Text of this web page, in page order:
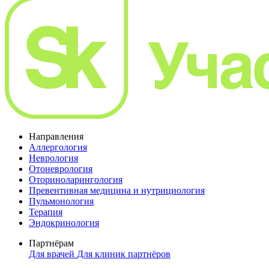
Направления
Аллергология
Неврология
Отоневрология
Оториноларингология
Превентивная медицина и нутрициология
Пульмонология
Терапия
Эндокринология
Партнёрам
Для врачей Для клиник партнёров